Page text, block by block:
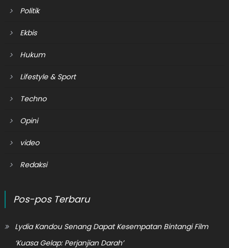
Politik
Ekbis
Hukum
Lifestyle & Sport
Techno
Opini
video
Redaksi
Pos-pos Terbaru
Lydia Kandou Senang Dapat Kesempatan Bintangi Film
‘Kuasa Gelap: Perjanjian Darah’